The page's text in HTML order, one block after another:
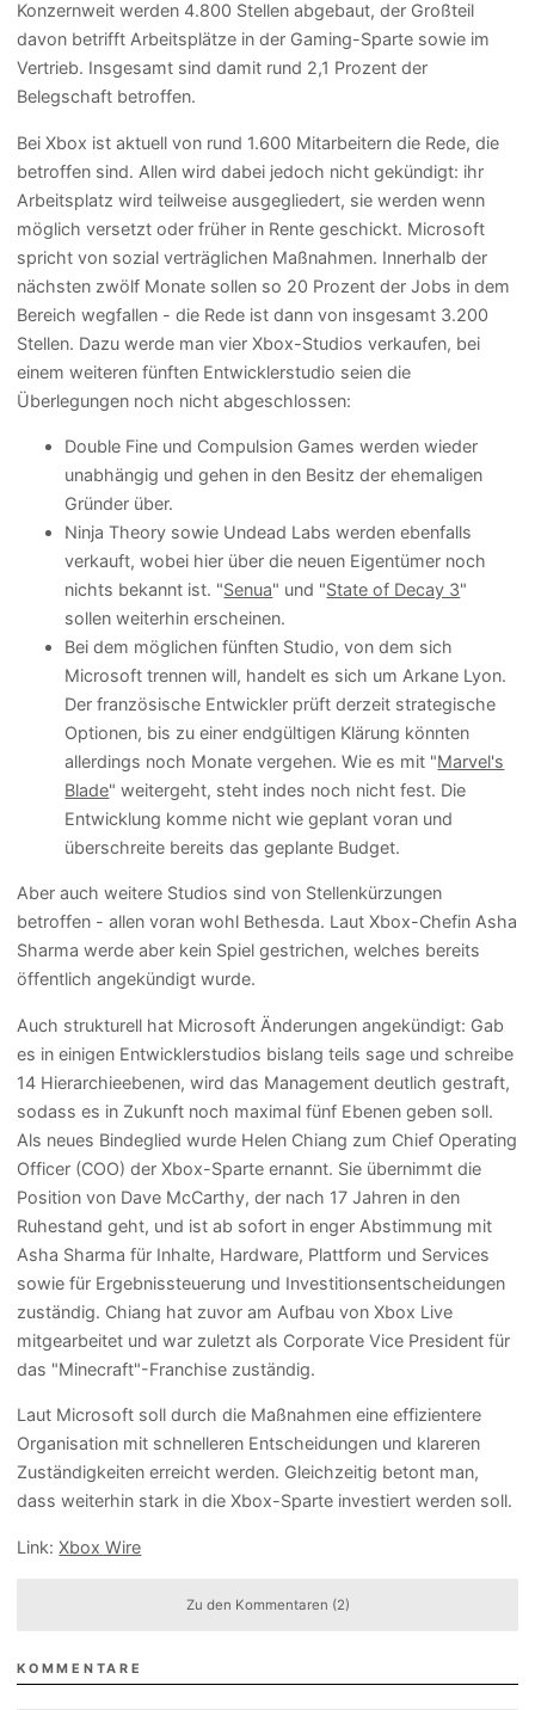
Konzernweit werden 4.800 Stellen abgebaut, der Großteil
davon betrifft Arbeitsplätze in der Gaming-Sparte sowie im
Vertrieb. Insgesamt sind damit rund 2,1 Prozent der
Belegschaft betroffen.
Bei Xbox ist aktuell von rund 1.600 Mitarbeitern die Rede, die
betroffen sind. Allen wird dabei jedoch nicht gekündigt: ihr
Arbeitsplatz wird teilweise ausgegliedert, sie werden wenn
möglich versetzt oder früher in Rente geschickt. Microsoft
spricht von sozial verträglichen Maßnahmen. Innerhalb der
nächsten zwölf Monate sollen so 20 Prozent der Jobs in dem
Bereich wegfallen - die Rede ist dann von insgesamt 3.200
Stellen. Dazu werde man vier Xbox-Studios verkaufen, bei
einem weiteren fünften Entwicklerstudio seien die
Überlegungen noch nicht abgeschlossen:
Double Fine und Compulsion Games werden wieder
unabhängig und gehen in den Besitz der ehemaligen
Gründer über.
Ninja Theory sowie Undead Labs werden ebenfalls
verkauft, wobei hier über die neuen Eigentümer noch
nichts bekannt ist. "Senua" und "State of Decay 3"
sollen weiterhin erscheinen.
Bei dem möglichen fünften Studio, von dem sich
Microsoft trennen will, handelt es sich um Arkane Lyon.
Der französische Entwickler prüft derzeit strategische
Optionen, bis zu einer endgültigen Klärung könnten
allerdings noch Monate vergehen. Wie es mit "Marvel's
Blade" weitergeht, steht indes noch nicht fest. Die
Entwicklung komme nicht wie geplant voran und
überschreite bereits das geplante Budget.
Aber auch weitere Studios sind von Stellenkürzungen
betroffen - allen voran wohl Bethesda. Laut Xbox-Chefin Asha
Sharma werde aber kein Spiel gestrichen, welches bereits
öffentlich angekündigt wurde.
Auch strukturell hat Microsoft Änderungen angekündigt: Gab
es in einigen Entwicklerstudios bislang teils sage und schreibe
14 Hierarchieebenen, wird das Management deutlich gestraft,
sodass es in Zukunft noch maximal fünf Ebenen geben soll.
Als neues Bindeglied wurde Helen Chiang zum Chief Operating
Officer (COO) der Xbox-Sparte ernannt. Sie übernimmt die
Position von Dave McCarthy, der nach 17 Jahren in den
Ruhestand geht, und ist ab sofort in enger Abstimmung mit
Asha Sharma für Inhalte, Hardware, Plattform und Services
sowie für Ergebnissteuerung und Investitionsentscheidungen
zuständig. Chiang hat zuvor am Aufbau von Xbox Live
mitgearbeitet und war zuletzt als Corporate Vice President für
das "Minecraft"-Franchise zuständig.
Laut Microsoft soll durch die Maßnahmen eine effizientere
Organisation mit schnelleren Entscheidungen und klareren
Zuständigkeiten erreicht werden. Gleichzeitig betont man,
dass weiterhin stark in die Xbox-Sparte investiert werden soll.
Link:Xbox Wire
Zu den Kommentaren (2)
KOMMENTARE